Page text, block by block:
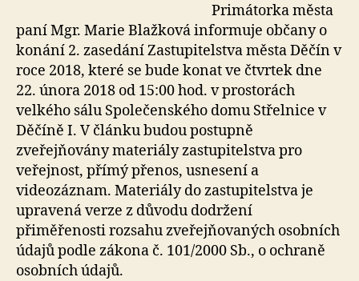
Primátorka města
paní Mgr. Marie Blažková informuje občany o
konání 2. zasedání Zastupitelstva města Děčín v
roce 2018, které se bude konat ve čtvrtek dne
22. února 2018 od 15:00 hod. v prostorách
velkého sálu Společenského domu Střelnice v
Děčíně I. V článku budou postupně
zveřejňovány materiály zastupitelstva pro
veřejnost, přímý přenos, usnesení a
videozáznam. Materiály do zastupitelstva je
upravená verze z důvodu dodržení
přiměřenosti rozsahu zveřejňovaných osobních
údajů podle zákona č. 101/2000 Sb., o ochraně
osobních údajů.